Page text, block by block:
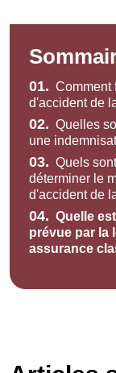
01. Comment
d'accident de
02. Quelles
une
03. Quels
déterminer le
d'accident de
04. Quelle
prévue par la
assurance